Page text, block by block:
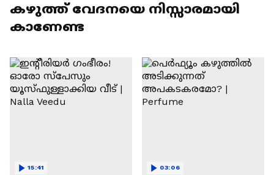
കഴുത്ത് വേദനയെ നിസ്സാരമായി
കാണേണ്ട
15:41 03:06